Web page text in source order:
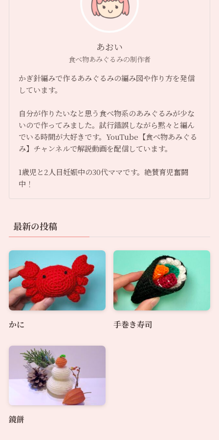
あおい
食べ物あみぐるみの制作者
かぎ針編みで作るあみぐるみの編み図や作り方を発信
しています。
自分が作りたいなと思う食べ物系のあみぐるみが少な
いので作ってみました。試行錯誤しながら黙々と編ん
でいる時間が大好きです。YouTube【食べ物あみぐる
み】チャンネルで解説動画を配信しています。
1歳児と2人目妊娠中の30代ママです。絶賛育児奮闘
中！
最新の投稿
かに 手巻き寿司
鏡餅